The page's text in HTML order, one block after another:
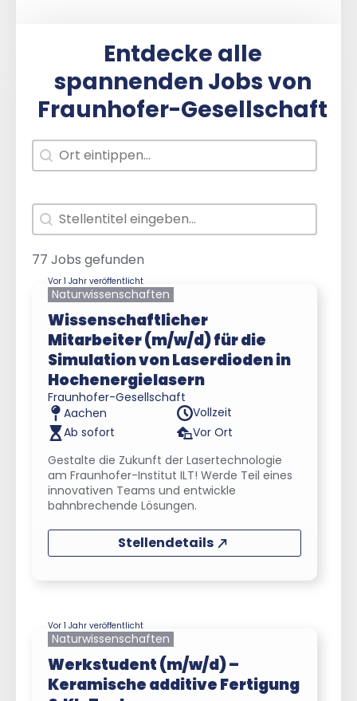
Entdecke alle
spannenden Jobs von
Fraunhofer-Gesellschaft
Arbeitsort
Search content
Jobtitel
Search content
77 Jobs gefunden
Vor 1 Jahr veröffentlicht
Naturwissenschaften
Wissenschaftlicher
Mitarbeiter (m/w/d) für die
Simulation von Laserdioden in
Hochenergielasern
Fraunhofer-Gesellschaft
Aachen
Vollzeit
Ab sofort
Vor Ort
Gestalte die Zukunft der Lasertechnologie
am Fraunhofer-Institut ILT! Werde Teil eines
innovativen Teams und entwickle
bahnbrechende Lösungen.
Stellendetails
Vor 1 Jahr veröffentlicht
Naturwissenschaften
Werkstudent (m/w/d) –
Keramische additive Fertigung